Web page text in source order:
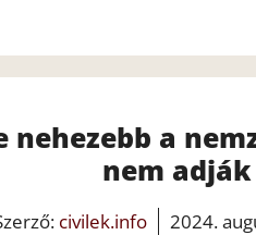
nehezebb a
nem
civilek.info 2024.